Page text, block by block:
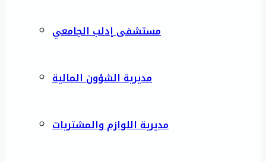
مستشفى إدلب الجامعي
مديرية الشؤون المالية
مديرية اللوازم والمشتريات